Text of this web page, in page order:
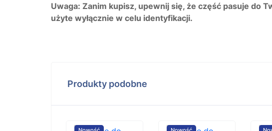
Uwaga: Zanim kupisz, upewnij się, że część pasuje do
użyte wyłącznie w celu identyfikacji.
Produkty podobne